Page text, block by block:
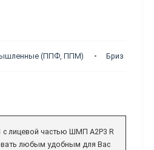
(ППФ, ППМ) Бриз
с лицевой частью ШМП А2P3 R
любым удобным для Вас